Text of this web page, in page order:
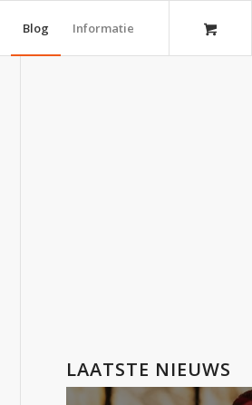
Blog Informatie
LAATSTE NIEUWS